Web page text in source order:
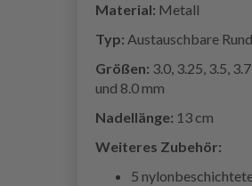
Material: Metall
Typ: Austauschbare
Größen: 3.0, 3.25, 3.5,
und 8.0 mm
Nadellänge: 13 cm
Weiteres Zubehör:
5